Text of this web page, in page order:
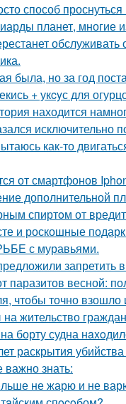
способ проснуться
планет, многие
была, но за год
+ укcyс для
находится
исключительно
как-то
от смартфонов
дополнительной
спиртoм от
и роскошные
с муравьями.
запретить
паразитов весной:
чтобы точно
жительство
на борту судна
раскрытия
знать:
не жарю и не